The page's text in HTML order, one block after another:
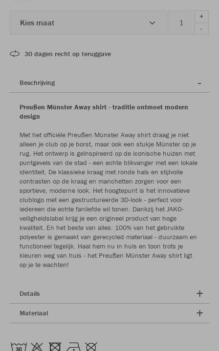
Kies maat
+
-
30 dagen recht op teruggave
Beschrijving
Preußen Münster Away shirt - traditie ontmoet modern
design
Met het officiële Preußen Münster Away shirt draag je niet
alleen je club op je borst, maar ook een stukje Münster op je
rug. Het ontwerp is geïnspireerd op de iconische huizen met
puntgevels van de stad - een echte blikvanger met een lokale
identiteit. De klassieke kraag met ronde hals en stijlvolle
contrasten op de kraag en manchetten zorgen voor een
sportieve, moderne look. Het hoogtepunt is het innovatieve
clublogo met een gestructureerde 3D-look - perfect voor
iedereen die echte fanliefde wil tonen. Dankzij het JAKO-
veiligheidslabel krijg je een origineel product van hoge
kwaliteit. En het beste van alles: 100% van het gebruikte
polyester is gemaakt van gerecycled materiaal - duurzaam en
functioneel tegelijk. Haal hem nu in huis en toon trots je
kleuren weg van huis - het Preußen Münster Away shirt ligt
op je te wachten!
Details
Materiaal